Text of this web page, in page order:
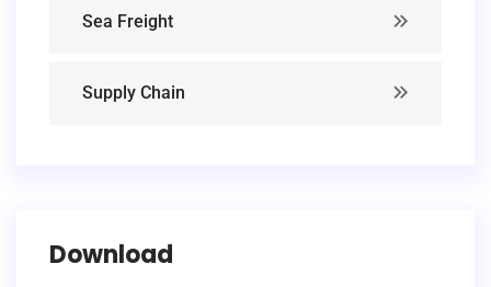
Sea Freight
Supply Chain
Download